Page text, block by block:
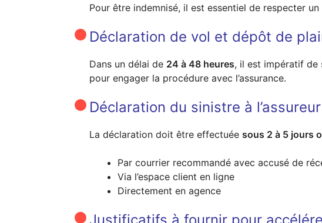
Pour être indemnisé, il est essentiel de respecter
Déclaration de vol et dépôt de
Dans un délai de 24 à 48 heures, il est impératif de
pour engager la procédure avec l’assurance.
Déclaration du sinistre à l’assureur
La déclaration doit être effectuée sous 2 à 5 jours
Par courrier recommandé avec accusé de
Via l’espace client en ligne
Directement en agence